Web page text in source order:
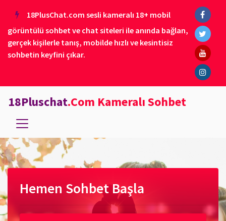
18PlusChat.com sesli kameralı 18+ mobil
görüntülü sohbet ve chat siteleri ile anında bağlan,
gerçek kişilerle tanış, mobilde hızlı ve kesintisiz
sohbetin keyfini çıkar.
18Pluschat.Com Kameralı Sohbet
Hemen Sohbet Başla